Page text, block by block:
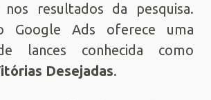
nos resultados da pesquisa.
Google Ads oferece uma
lances conhecida como
Desejadas.